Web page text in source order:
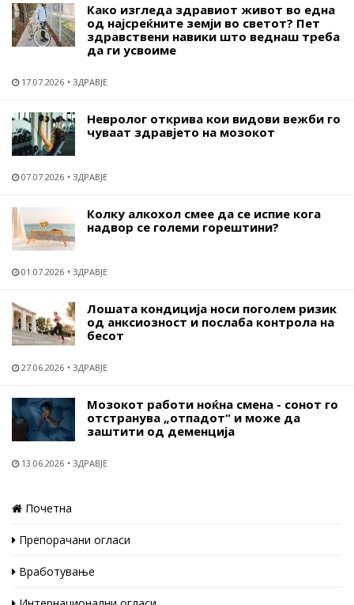
Како изгледа здравиот живот во една
од најсреќните земји во светот? Пет
здравствени навики што веднаш треба
да ги усвоиме
17.07.2026 ЗДРАВЈЕ
Невролог открива кои видови вежби го
чуваат здравјето на мозокот
07.07.2026 ЗДРАВЈЕ
Колку алкохол смее да се испие кога
надвор се големи горештини?
01.07.2026 ЗДРАВЈЕ
Лошата кондиција носи поголем ризик
од анксиозност и послаба контрола на
бесот
27.06.2026 ЗДРАВЈЕ
Мозокот работи ноќна смена - сонот го
отстранува „отпадот“ и може да
заштити од деменција
13.06.2026 ЗДРАВЈЕ
Почетна
Препорачани огласи
Вработување